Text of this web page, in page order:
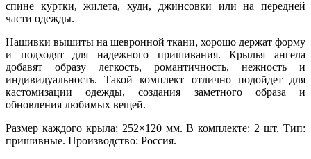
спине куртки, жилета, худи, джинсовки или на передней
части одежды.
Нашивки вышиты на шевронной ткани, хорошо держат форму
и подходят для надежного пришивания. Крылья ангела
добавят образу легкость, романтичность, нежность и
индивидуальность. Такой комплект отлично подойдет для
кастомизации одежды, создания заметного образа и
обновления любимых вещей.
Размер каждого крыла: 252×120 мм. В комплекте: 2 шт. Тип:
пришивные. Производство: Россия.